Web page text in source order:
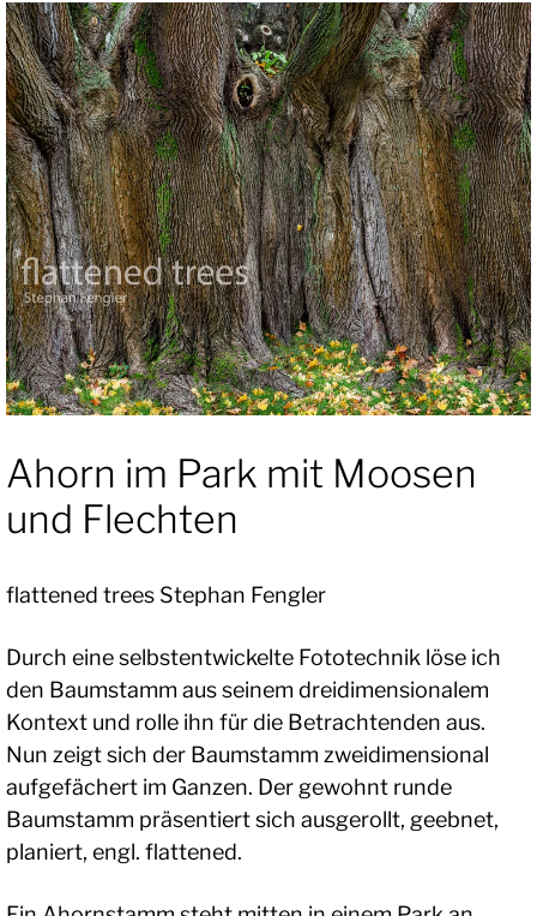
Ahorn im Park mit Moosen
und Flechten
flattened trees Stephan Fengler
Durch eine selbstentwickelte Fototechnik löse ich
den Baumstamm aus seinem dreidimensionalem
Kontext und rolle ihn für die Betrachtenden aus.
Nun zeigt sich der Baumstamm zweidimensional
aufgefächert im Ganzen. Der gewohnt runde
Baumstamm präsentiert sich ausgerollt, geebnet,
planiert, engl. flattened.